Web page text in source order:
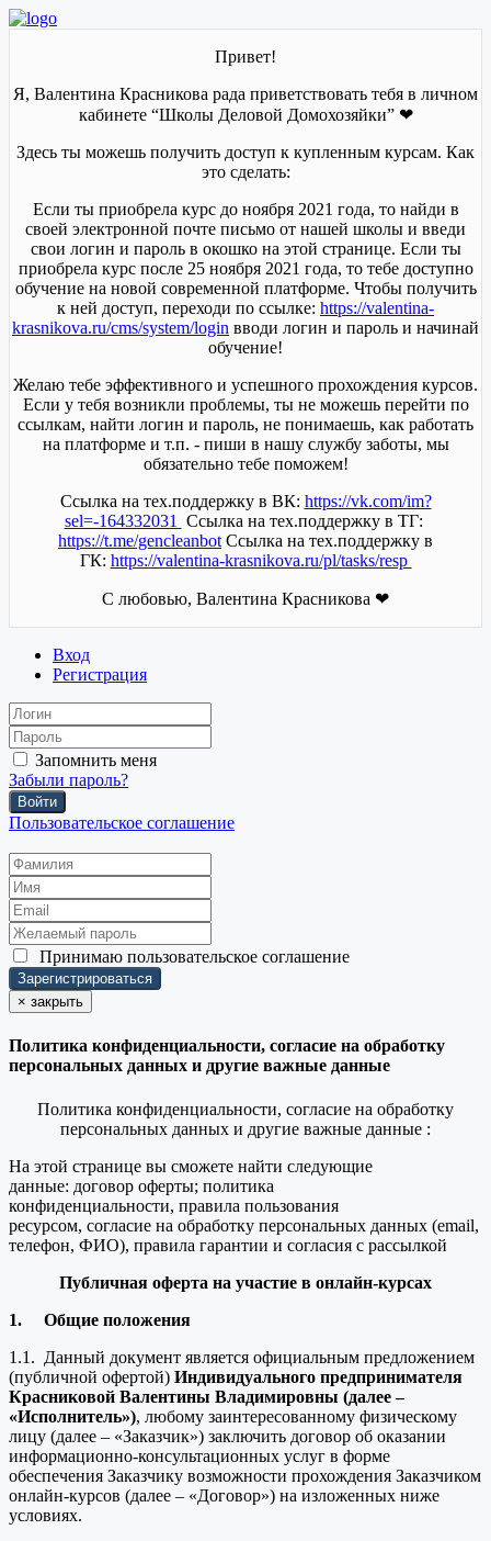
Привет!
Я, Валентина Красникова рада приветствовать тебя в личном
кабинете “Школы Деловой Домохозяйки” ❤
Здесь ты можешь получить доступ к купленным курсам. Как
это сделать:
Если ты приобрела курс до ноября 2021 года, то найди в
своей электронной почте письмо от нашей школы и введи
свои логин и пароль в окошко на этой странице. Если ты
приобрела курс после 25 ноября 2021 года, то тебе доступно
обучение на новой современной платформе. Чтобы получить
к ней доступ, переходи по ссылке: https://valentina-
krasnikova.ru/cms/system/login вводи логин и пароль и начинай
обучение!
Желаю тебе эффективного и успешного прохождения курсов.
Если у тебя возникли проблемы, ты не можешь перейти по
ссылкам, найти логин и пароль, не понимаешь, как работать
на платформе и т.п. - пиши в нашу службу заботы, мы
обязательно тебе поможем!
Ссылка на тех.поддержку в ВК: https://vk.com/im?
sel=-164332031
Ссылка на тех.поддержку в ТГ:
https://t.me/gencleanbot Ссылка на тех.поддержку в
ГК: https://valentina-krasnikova.ru/pl/tasks/resp
С любовью, Валентина Красникова ❤
Вход
Регистрация
Запомнить меня
Забыли пароль?
Войти
Пользовательское соглашение
Принимаю пользовательское соглашение
× закрыть
Политика конфиденциальности, согласие на обработку
персональных данных и другие важные данные
Политика конфиденциальности, согласие на обработку
персональных данных и другие важные данные :
На этой странице вы сможете найти следующие
данные: договор оферты; политика
конфиденциальности, правила пользования
ресурсом, согласие на обработку персональных данных (email,
телефон, ФИО), правила гарантии и согласия с рассылкой
Публичная оферта на участие в онлайн-курсах
1. Общие положения
1.1. Данный документ является официальным предложением
(публичной офертой) Индивидуального предпринимателя
Красниковой Валентины Владимировны (далее –
«Исполнитель»), любому заинтересованному физическому
лицу (далее – «Заказчик») заключить договор об оказании
информационно-консультационных услуг в форме
обеспечения Заказчику возможности прохождения Заказчиком
онлайн-курсов (далее – «Договор») на изложенных ниже
условиях.